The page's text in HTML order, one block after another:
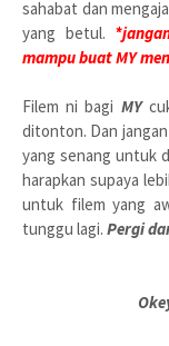
sahabat dan
yang betul.
mampu buat MY
Filem ni bagi MY
ditonton. Dan jangan
yang senang untuk
harapkan supaya
untuk filem yang
tunggu lagi. Pergi